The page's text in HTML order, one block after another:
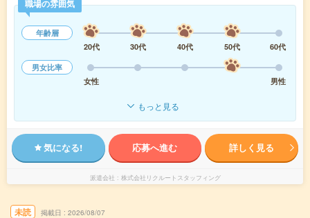
職場の雰囲気
年齢層
20代
30代 40代 50代
60代
男女比率
女性
男性
もっと見る
気になる! 応募へ進む 詳しく見る
派遣会社 株式会社リクルートスタッフィング
未読 掲載日 2026/08/07